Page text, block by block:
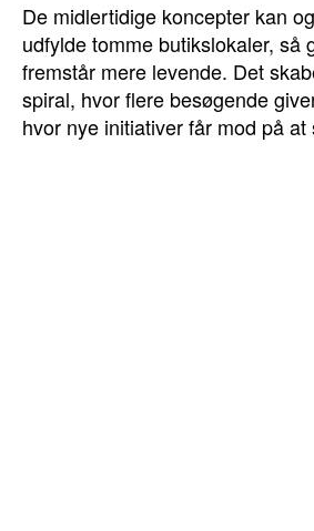
De midlertidige koncepter kan
udfylde tomme butikslokaler, så
fremstår mere levende. Det
spiral, hvor flere besøgende
hvor nye initiativer får mod på at